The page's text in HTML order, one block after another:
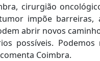
cirurgião
impõe barreiras,
abrir novos
possíveis.
Coimbra.